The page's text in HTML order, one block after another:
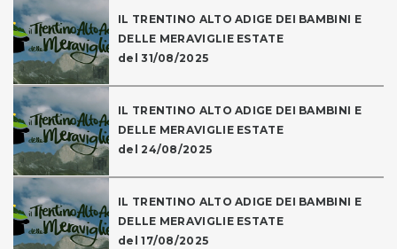
IL TRENTINO ALTO ADIGE DEI BAMBINI E
DELLE MERAVIGLIE ESTATE
del 31/08/2025
IL TRENTINO ALTO ADIGE DEI BAMBINI E
DELLE MERAVIGLIE ESTATE
del 24/08/2025
IL TRENTINO ALTO ADIGE DEI BAMBINI E
DELLE MERAVIGLIE ESTATE
del 17/08/2025